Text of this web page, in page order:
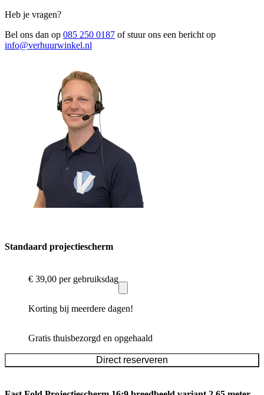
Heb je vragen?
Bel ons dan op 085 250 0187 of stuur ons een bericht op
info@verhuurwinkel.nl
Standaard projectiescherm
€ 39,00 per gebruiksdag
Korting bij meerdere dagen!
Gratis thuisbezorgd en opgehaald
Direct reserveren